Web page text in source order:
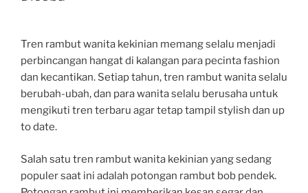
Tren rambut wanita kekinian memang selalu menjadi
perbincangan hangat di kalangan para pecinta fashion
dan kecantikan. Setiap tahun, tren rambut wanita selalu
berubah-ubah, dan para wanita selalu berusaha untuk
mengikuti tren terbaru agar tetap tampil stylish dan up
to date.
Salah satu tren rambut wanita kekinian yang sedang
populer saat ini adalah potongan rambut bob pendek.